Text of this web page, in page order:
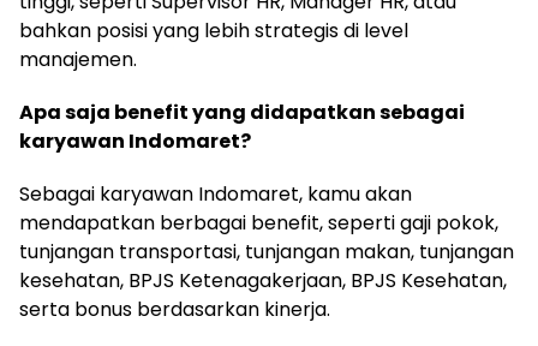
bahkan posisi yang lebih strategis di level
manajemen.
Apa saja benefit yang didapatkan sebagai
karyawan Indomaret?
Sebagai karyawan Indomaret, kamu akan
mendapatkan berbagai benefit, seperti gaji pokok,
tunjangan transportasi, tunjangan makan, tunjangan
kesehatan, BPJS Ketenagakerjaan, BPJS Kesehatan,
serta bonus berdasarkan kinerja.